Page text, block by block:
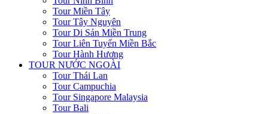
Tour Miền Tây
Tour Tây Nguyên
Tour Di Sản Miền Trung
Tour Liên Tuyến Miền Bắc
Tour Hành Hương
TOUR NƯỚC NGOÀI
Tour Thái Lan
Tour Campuchia
Tour Singapore Malaysia
Tour Bali